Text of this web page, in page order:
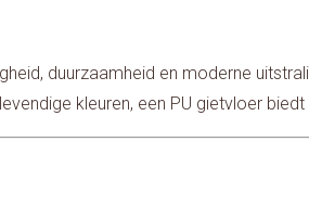
duurzaamheid en moderne
kleuren, een PU gietvloer